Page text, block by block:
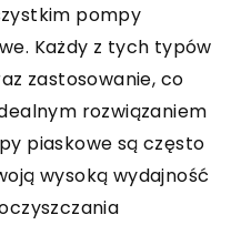
pompy
Każdy z tych typów
zastosowanie, co
rozwiązaniem
piaskowe są często
wysoką wydajność